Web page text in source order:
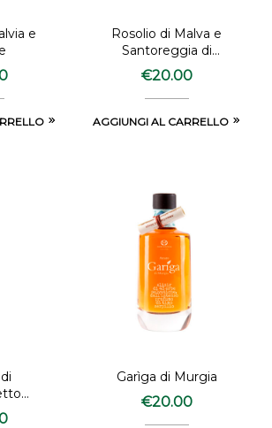
e
Rosolio di Malva e
Santoreggia di
Murgia
€20.00
AGGIUNGI AL CARRELLO
Garìga di Murgia
€20.00